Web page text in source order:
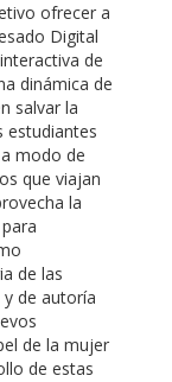
ofrecer a
Digital
de
dinámica de
salvar la
estudiantes
modo de
que viajan
la
de las
de autoría
de la mujer
de estas